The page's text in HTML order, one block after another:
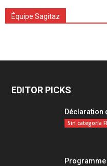
Équipe Sagitaz
EDITOR PICKS
Déclaration
Sin categoría
Programme